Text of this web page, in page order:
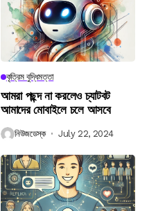
কৃত্রিম বুদ্ধিমত্তা
আমরা পছন্দ না করলেও চ্যাটবট
আমাদের মোবাইলে চলে আসবে
নিউজডেস্ক July 22, 2024